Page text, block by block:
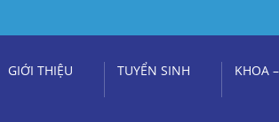
GIỚI THIỆU TUYỂN SINH KHOA